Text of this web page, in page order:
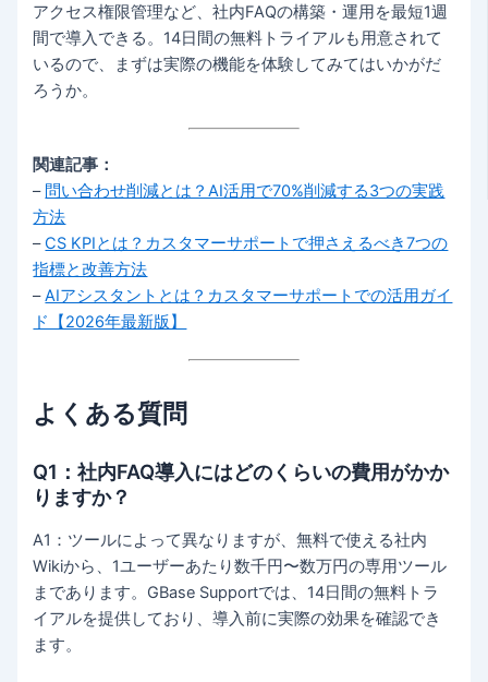
アクセス権限管理など、社内FAQの構築・運用を最短1週
間で導入できる。14日間の無料トライアルも用意されて
いるので、まずは実際の機能を体験してみてはいかがだ
ろうか。
関連記事：
– 問い合わせ削減とは？AI活用で70%削減する3つの実践
方法
–CS KPIとは？カスタマーサポートで押さえるべき7つの
指標と改善方法
–AIアシスタントとは？カスタマーサポートでの活用ガイ
ド【2026年最新版】
よくある質問
Q1：社内FAQ導入にはどのくらいの費用がかか
りますか？
A1：ツールによって異なりますが、無料で使える社内
Wikiから、1ユーザーあたり数千円〜数万円の専用ツール
まであります。GBase Supportでは、14日間の無料トラ
イアルを提供しており、導入前に実際の効果を確認でき
ます。